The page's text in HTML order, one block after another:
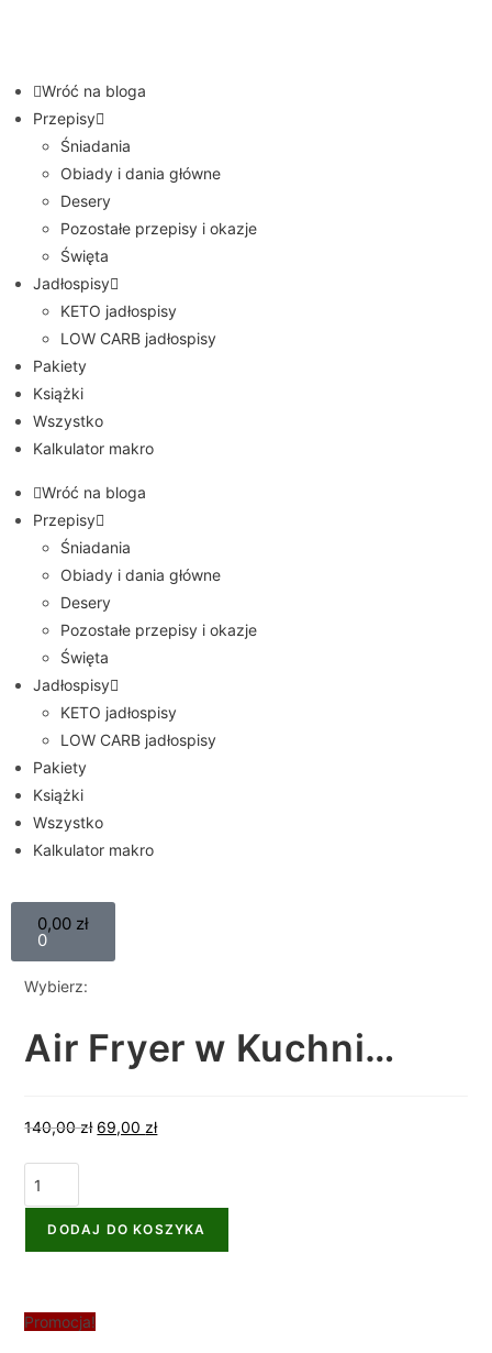
Wróć na bloga
Przepisy
Śniadania
Obiady i dania główne
Desery
Pozostałe przepisy i okazje
Święta
Jadłospisy
KETO jadłospisy
LOW CARB jadłospisy
Pakiety
Książki
Wszystko
Kalkulator makro
Wróć na bloga
Przepisy
Śniadania
Obiady i dania główne
Desery
Pozostałe przepisy i okazje
Święta
Jadłospisy
KETO jadłospisy
LOW CARB jadłospisy
Pakiety
Książki
Wszystko
Kalkulator makro
0,00 zł
0
Wybierz:
Air Fryer w Kuchni…
140,00zł 69,00 zł
DODAJ DO KOSZYKA
Promocja!